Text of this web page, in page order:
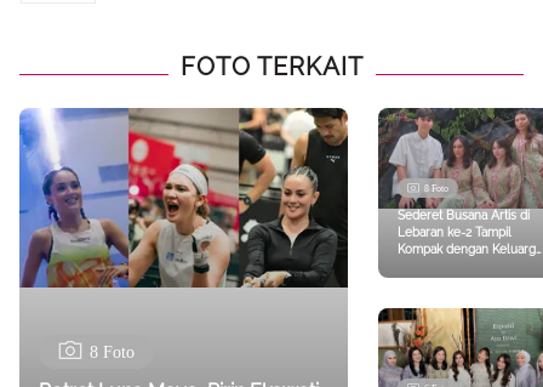
FOTO TERKAIT
8 Foto
8 Foto
Sederet Busana Artis di
Lebaran ke-2 Tampil
Kompak dengan Keluarga